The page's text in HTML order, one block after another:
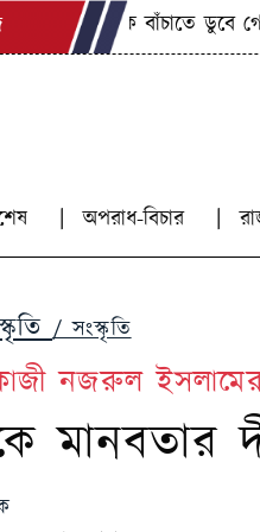
ভাইকে বাঁচাতে ডুবে গেল বোনও,
অপরাধ-বিচার
/ সংস্কৃতি
নজরুল
মানবতার